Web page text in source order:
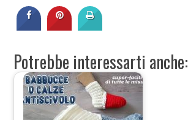
Potrebbe interessarti anche: